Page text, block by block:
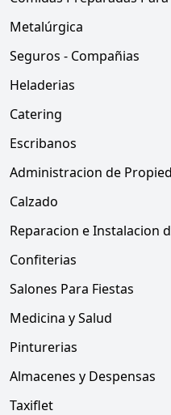
Metalúrgica
Seguros - Compañias
Heladerias
Catering
Escribanos
Administracion de
Calzado
Reparacion e Instalacion
Confiterias
Salones Para Fiestas
Medicina y Salud
Pinturerias
Almacenes y Despensas
Taxiflet